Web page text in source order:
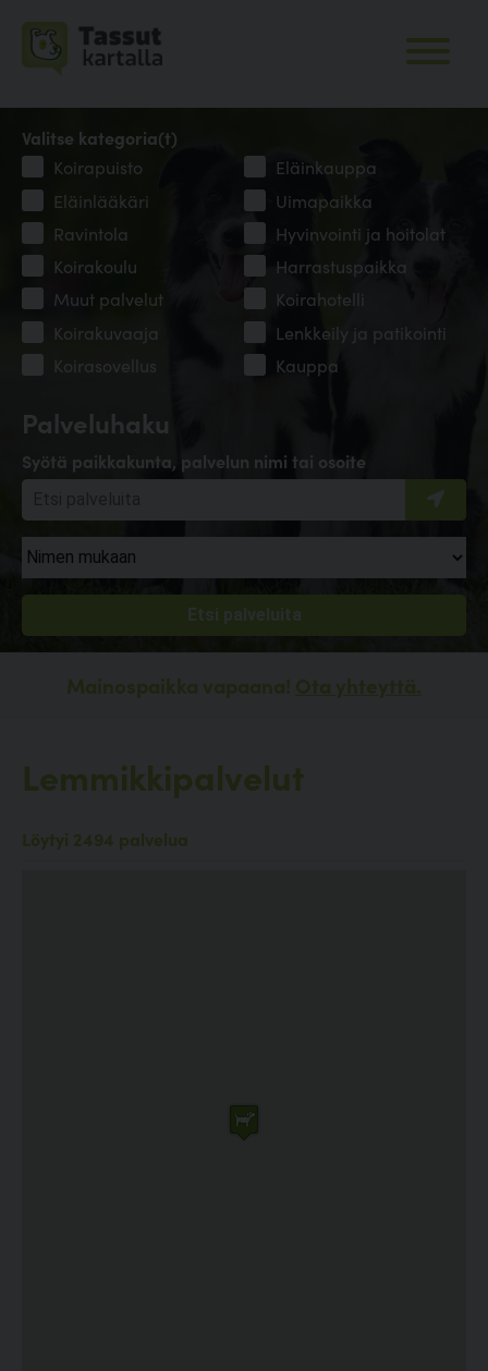
Palveluhaku
Syötä paikkakunta, palvelun nimi tai osoite
Valitse kategoria(t)
Koirapuisto
Eläinkauppa
Eläinlääkäri
Uimapaikka
Ravintola
Hyvinvointi ja hoitolat
Koirakoulu
Harrastuspaikka
Muut palvelut
Koirahotelli
Koirakuvaaja
Lenkkeily ja patikointi
Koirasovellus
Kauppa
Mainospaikka vapaana! Ota yhteyttä.
Lemmikkipalvelut
Löytyi 2494 palvelua